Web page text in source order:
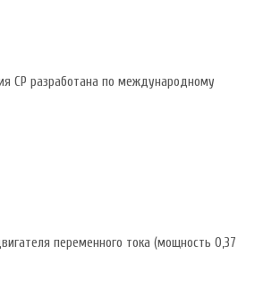
CP разработана по международному
переменного тока (мощность 0,37